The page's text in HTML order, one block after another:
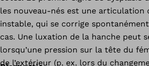
les nouveau-nés est une articulation
instable, qui se corrige
cas. Une luxation de la hanche peut
lorsqu’une pression sur la tête du
de l’extérieur (p. ex. lors du